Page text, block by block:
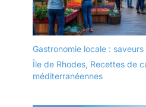
Gastronomie locale :
Île de Rhodes, Recettes de
méditerranéennes